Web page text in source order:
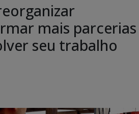
mais parcerias
seu trabalho